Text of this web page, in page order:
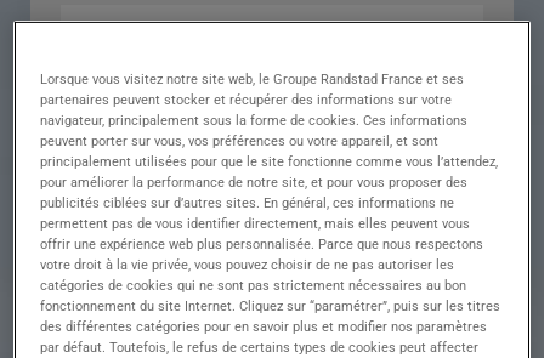
Expérience
Salaire
Contrat
Ville
()
Lorsque vous visitez notre site web, le Groupe Randstad France et ses
partenaires peuvent stocker et récupérer des informations sur votre
navigateur, principalement sous la forme de cookies. Ces informations
peuvent porter sur vous, vos préférences ou votre appareil, et sont
principalement utilisées pour que le site fonctionne comme vous l’attendez,
pour améliorer la performance de notre site, et pour vous proposer des
publicités ciblées sur d’autres sites. En général, ces informations ne
permettent pas de vous identifier directement, mais elles peuvent vous
offrir une expérience web plus personnalisée. Parce que nous respectons
votre droit à la vie privée, vous pouvez choisir de ne pas autoriser les
catégories de cookies qui ne sont pas strictement nécessaires au bon
fonctionnement du site Internet. Cliquez sur “paramétrer”, puis sur les titres
des différentes catégories pour en savoir plus et modifier nos paramètres
par défaut. Toutefois, le refus de certains types de cookies peut affecter